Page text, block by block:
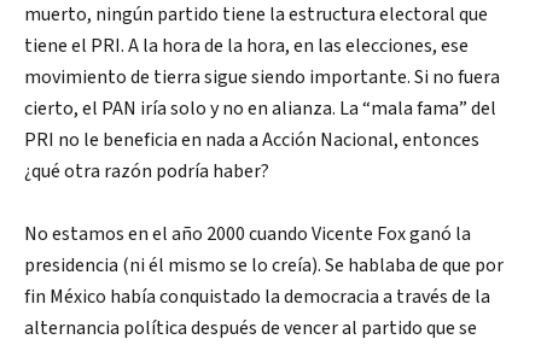
muerto, ningún partido tiene la estructura electoral que
tiene el PRI. A la hora de la hora, en las elecciones, ese
movimiento de tierra sigue siendo importante. Si no fuera
cierto, el PAN iría solo y no en alianza. La “mala fama” del
PRI no le beneficia en nada a Acción Nacional, entonces
¿qué otra razón podría haber?
No estamos en el año 2000 cuando Vicente Fox ganó la
presidencia (ni él mismo se lo creía). Se hablaba de que por
fin México había conquistado la democracia a través de la
alternancia política después de vencer al partido que se